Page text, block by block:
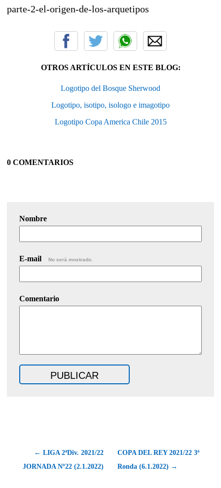
parte-2-el-origen-de-los-arquetipos
OTROS ARTÍCULOS EN ESTE BLOG:
Logotipo del Bosque Sherwood
Logotipo, isotipo, isologo e imagotipo
Logotipo Copa America Chile 2015
0 COMENTARIOS
Nombre
E-mail No será mostrado.
Comentario
← LIGA 2ªDiv. 2021/22
JORNADA Nº22 (2.1.2022)
COPA DEL REY 2021/22 3ª
Ronda (6.1.2022) →